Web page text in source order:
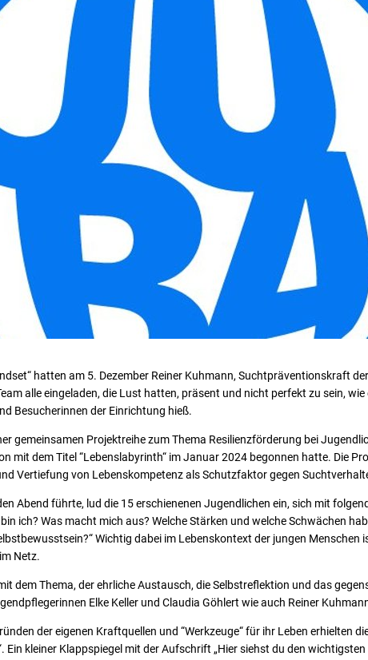
hatten am 5. Dezember Reiner Kuhmann, Suchtpräventionskraft
alle eingeladen, die Lust hatten, präsent und nicht perfekt zu sein, wie
Besucherinnen der Einrichtung hieß.
gemeinsamen Projektreihe zum Thema Resilienzförderung bei
mit dem Titel “Lebenslabyrinth“ im Januar 2024 begonnen hatte. Die
Vertiefung von Lebenskompetenz als Schutzfaktor gegen
Abend führte, lud die 15 erschienenen Jugendlichen ein, sich mit
ich? Was macht mich aus? Welche Stärken und welche Schwächen
Wichtig dabei im Lebenskontext der jungen Menschen
Netz.
dem Thema, der ehrliche Austausch, die Selbstreflektion und das
Elke Keller und Claudia Göhlert wie auch Reiner
der eigenen Kraftquellen und “Werkzeuge“ für ihr Leben erhielten
Ein kleiner Klappspiegel mit der Aufschrift „Hier siehst du den